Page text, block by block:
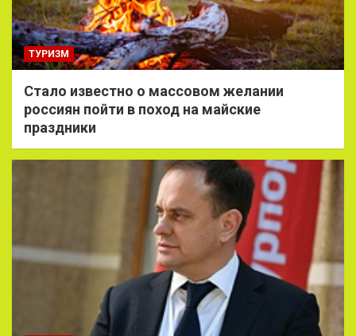
ТУРИЗМ
Стало известно о массовом желании
россиян пойти в поход на майские
праздники